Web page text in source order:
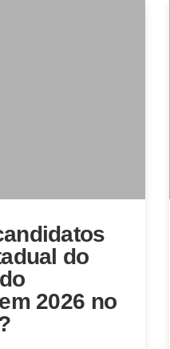
do
2026 no